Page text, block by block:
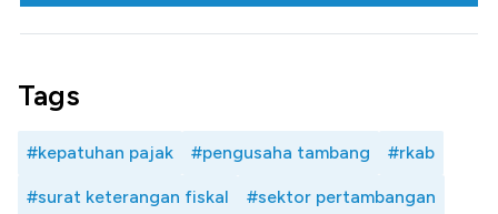
Tags
#kepatuhan pajak #pengusaha tambang #rkab
#surat keterangan fiskal #sektor pertambangan